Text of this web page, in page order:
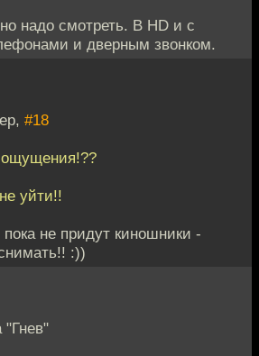
надо смотреть. В HD и с
и дверным звонком.
#18
ощущения!??
уйти!!
не придут киношники -
:))